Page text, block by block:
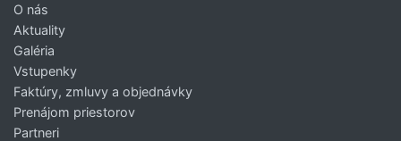
O nás
Aktuality
Galéria
Vstupenky
Faktúry, zmluvy a objednávky
Prenájom priestorov
Partneri